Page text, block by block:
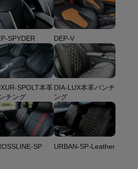
SPYDER DEP-V
SPOLT本革
チング
DIA-LUX本革パンチ
ング
SP URBAN-SP-Leather